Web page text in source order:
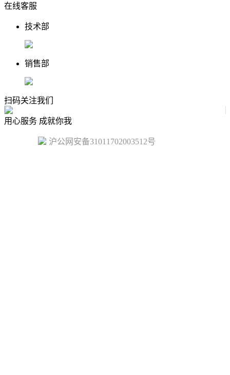
在线客服
技术部
销售部
扫码关注我们
用心服务 成就你我
沪公网安备31011702003512号